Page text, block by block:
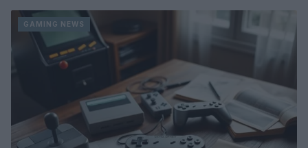
GAMING NEWS